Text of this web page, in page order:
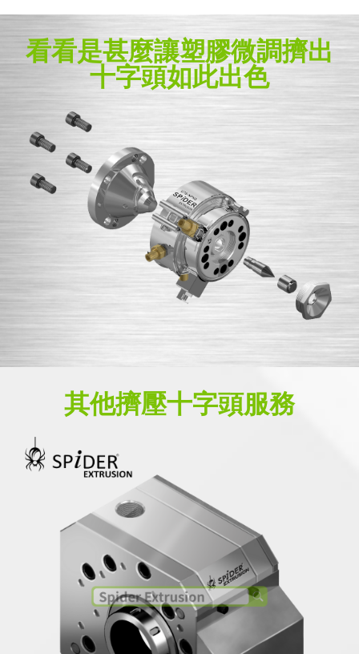
看看是甚麼讓塑膠微調擠出
十字頭如此出色
其他擠壓十字頭服務